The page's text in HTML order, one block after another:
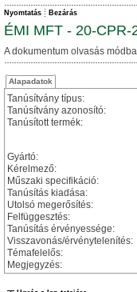
Nyomtatás Bezárás
ÉMI MFT - 20-CPR-
A dokumentum olvasás
Alapadatok
Tanúsítvány típus:
Tanúsítvány azonosító:
Tanúsított termék:
Gyártó:
Kérelmező:
Műszaki specifikáció:
Tanúsítás kiadása:
Utolsó megerősítés:
Felfüggesztés:
Tanúsítás érvényessége:
Visszavonás/érvénytelenítés:
Témafelelős:
Megjegyzés: